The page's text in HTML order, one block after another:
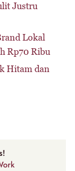
Justru
Lokal
Rp70 Ribu
Hitam dan